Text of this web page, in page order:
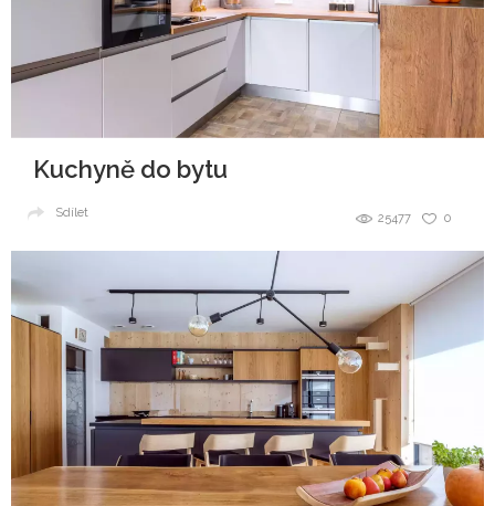
Kuchyně do bytu
0
25477
Sdílet